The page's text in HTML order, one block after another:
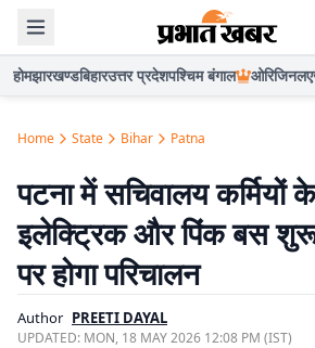
होमझारखण्डबिहारउत्तर प्रदेशपश्चिम बंगाल ओरिजिनल
Home State Bihar Patna
पटना में सचिवालय कर्मियों
इलेक्ट्रिक और पिंक बस
पर होगा परिचालन
Author PREETI DAYAL
UPDATED: MON, 18 MAY 2026 12:08 PM (IST)